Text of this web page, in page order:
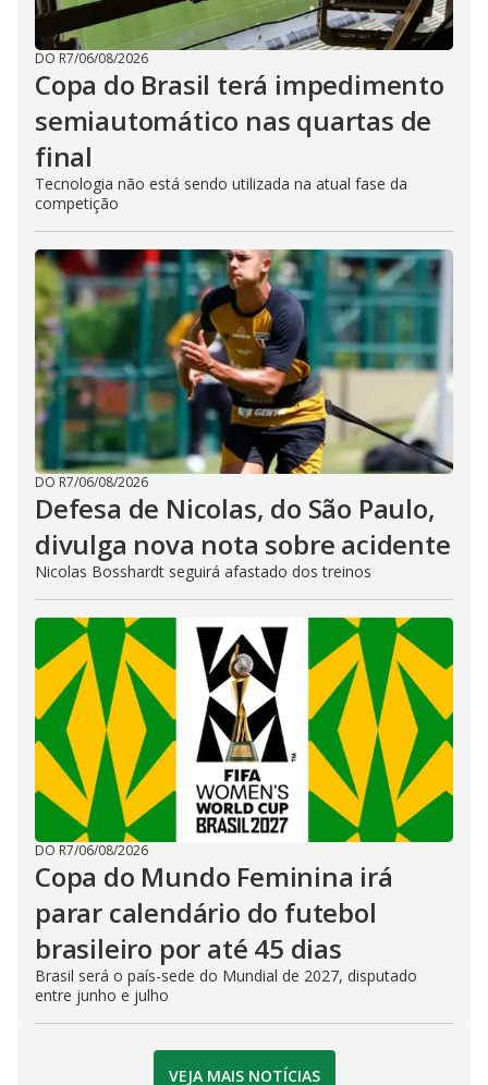
DO R7/06/08/2026
Copa do Brasil terá impedimento
semiautomático nas quartas de
final
Tecnologia não está sendo utilizada na atual fase da
competição
DO R7/06/08/2026
Defesa de Nicolas, do São Paulo,
divulga nova nota sobre acidente
Nicolas Bosshardt seguirá afastado dos treinos
DO R7/06/08/2026
Copa do Mundo Feminina irá
parar calendário do futebol
brasileiro por até 45 dias
Brasil será o país-sede do Mundial de 2027, disputado
entre junho e julho
VEJA MAIS NOTÍCIAS